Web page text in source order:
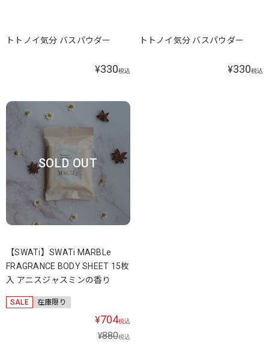
トトノイ気分 バスパウダー
¥330税込
トトノイ気分 バスパウダー
¥330税込
SOLD OUT
【SWATi】SWATi MARBLe
FRAGRANCE BODY SHEET 15枚
入 アニスジャスミンの香り
SALE 在庫限り
¥704税込
¥880税込